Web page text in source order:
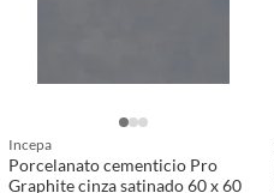
Incepa
Porcelanato cementicio Pro
Graphite cinza satinado 60 x 60